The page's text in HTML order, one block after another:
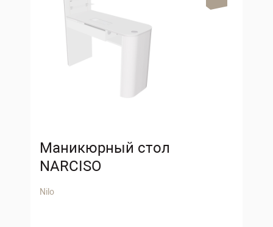
Маникюрный стол
NARCISO
Nilo